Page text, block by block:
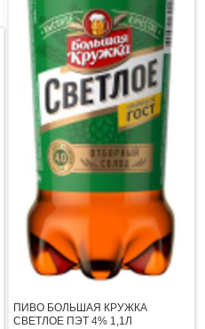
ПИВО БОЛЬШАЯ КРУЖКА
СВЕТЛОЕ ПЭТ 4% 1,1Л